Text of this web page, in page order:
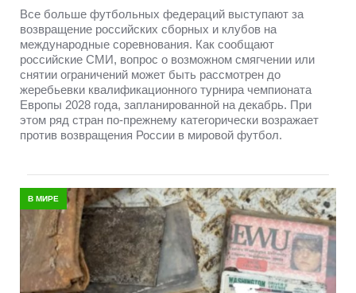
Все больше футбольных федераций выступают за
возвращение российских сборных и клубов на
международные соревнования. Как сообщают
российские СМИ, вопрос о возможном смягчении или
снятии ограничений может быть рассмотрен до
жеребьевки квалификационного турнира чемпионата
Европы 2028 года, запланированной на декабрь. При
этом ряд стран по-прежнему категорически возражает
против возвращения России в мировой футбол.
В МИРЕ